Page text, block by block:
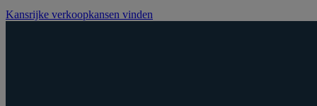
Kansrijke verkoopkansen vinden